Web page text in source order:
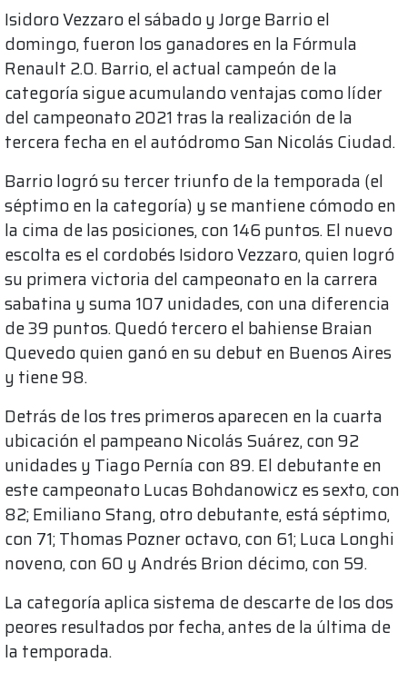
Isidoro Vezzaro el sábado y Jorge Barrio el
domingo, fueron los ganadores en la Fórmula
Renault 2.0. Barrio, el actual campeón de la
categoría sigue acumulando ventajas como líder
del campeonato 2021 tras la realización de la
tercera fecha en el autódromo San Nicolás Ciudad.
Barrio logró su tercer triunfo de la temporada (el
séptimo en la categoría) y se mantiene cómodo en
la cima de las posiciones, con 146 puntos. El nuevo
escolta es el cordobés Isidoro Vezzaro, quien logró
su primera victoria del campeonato en la carrera
sabatina y suma 107 unidades, con una diferencia
de 39 puntos. Quedó tercero el bahiense Braian
Quevedo quien ganó en su debut en Buenos Aires
y tiene 98.
Detrás de los tres primeros aparecen en la cuarta
ubicación el pampeano Nicolás Suárez, con 92
unidades y Tiago Pernía con 89. El debutante en
este campeonato Lucas Bohdanowicz es sexto, con
82; Emiliano Stang, otro debutante, está séptimo,
con 71; Thomas Pozner octavo, con 61; Luca Longhi
noveno, con 60 y Andrés Brion décimo, con 59.
La categoría aplica sistema de descarte de los dos
peores resultados por fecha, antes de la última de
la temporada.